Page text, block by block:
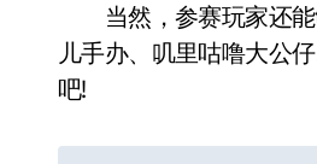
当然，参赛玩家还能
儿手办、叽里咕噜大公
吧!